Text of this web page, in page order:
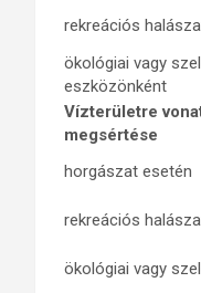
rekreációs
ökológiai vagy
eszközönként
Vízterületre
megsértése
horgászat esetén
rekreációs
ökológiai vagy